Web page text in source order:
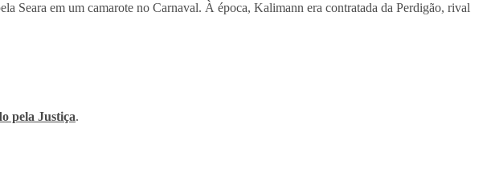
Seara em um camarote no Carnaval. À época, Kalimann era contratada da Perdigão, rival
pela Justiça.